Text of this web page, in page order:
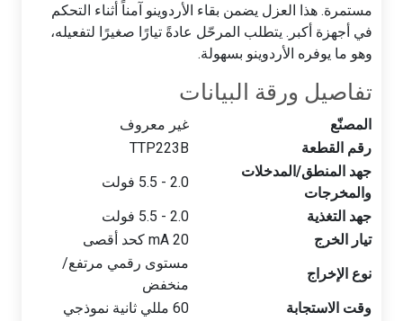
مستمرة. هذا العزل يضمن بقاء الأردوينو آمناً أثناء التحكم
في أجهزة أكبر. يتطلب المرحّل عادةً تيارًا صغيرًا لتفعيله،
وهو ما يوفره الأردوينو بسهولة.
تفاصيل ورقة البيانات
المصنّع
غير معروف
رقم القطعة
TTP223B
جهد المنطق/المدخلات
والمخرجات
2.0 - 5.5 فولت
جهد التغذية
2.0 - 5.5 فولت
تيار الخرج
20 mA كحد أقصى
نوع الإخراج
مستوى رقمي مرتفع/
منخفض
وقت الاستجابة
60 مللي ثانية نموذجي